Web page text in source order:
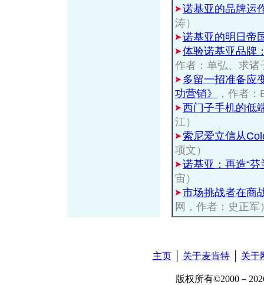
诺基亚的品牌运
涛）
诺基亚的明日帝
体验诺基亚品牌
作者：单弘、求诸
多留一招准备应
功营销》
，作者
西门子手机的低
江）
索尼爱立信从
项文）
诺基亚：再造“芬
宙）
市场挑战者在商
网，作者：史正军
主页│ 关于麦肯特│ 关于
版权所有©2000－